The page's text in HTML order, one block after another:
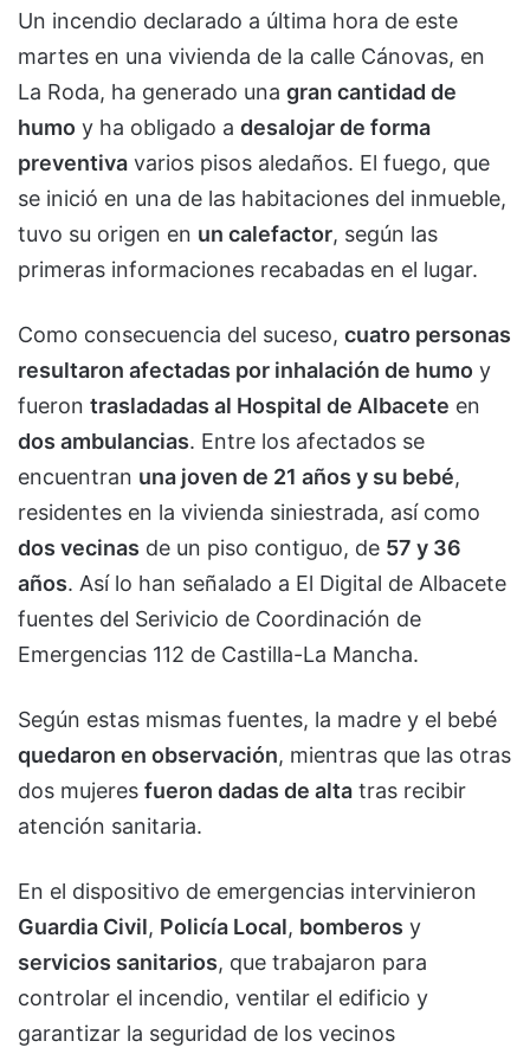
Un incendio declarado a última hora de este
martes en una vivienda de la calle Cánovas, en
La Roda, ha generado una gran cantidad de
humo y ha obligado a desalojar de forma
preventiva varios pisos aledaños. El fuego, que
se inició en una de las habitaciones del inmueble,
tuvo su origen en un calefactor, según las
primeras informaciones recabadas en el lugar.
Como consecuencia del suceso, cuatro personas
resultaron afectadas por inhalación de humo y
fueron trasladadas al Hospital de Albacete en
dos ambulancias. Entre los afectados se
encuentran una joven de 21 años y su bebé,
residentes en la vivienda siniestrada, así como
dos vecinas de un piso contiguo, de 57 y 36
años. Así lo han señalado a El Digital de Albacete
fuentes del Serivicio de Coordinación de
Emergencias 112 de Castilla-La Mancha.
Según estas mismas fuentes, la madre y el bebé
quedaron en observación, mientras que las otras
dos mujeres fueron dadas de alta tras recibir
atención sanitaria.
En el dispositivo de emergencias intervinieron
Guardia Civil, Policía Local, bomberos y
servicios sanitarios, que trabajaron para
controlar el incendio, ventilar el edificio y
garantizar la seguridad de los vecinos